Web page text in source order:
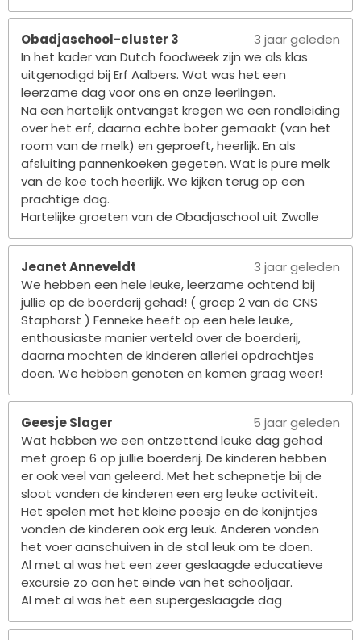
Obadjaschool-cluster 3
3 jaar geleden
In het kader van Dutch foodweek zijn we als klas
uitgenodigd bij Erf Aalbers. Wat was het een
leerzame dag voor ons en onze leerlingen.
Na een hartelijk ontvangst kregen we een rondleiding
over het erf, daarna echte boter gemaakt (van het
room van de melk) en geproeft, heerlijk. En als
afsluiting pannenkoeken gegeten. Wat is pure melk
van de koe toch heerlijk. We kijken terug op een
prachtige dag.
Hartelijke groeten van de Obadjaschool uit Zwolle
Jeanet Anneveldt
3 jaar geleden
We hebben een hele leuke, leerzame ochtend bij
jullie op de boerderij gehad! ( groep 2 van de CNS
Staphorst ) Fenneke heeft op een hele leuke,
enthousiaste manier verteld over de boerderij,
daarna mochten de kinderen allerlei opdrachtjes
doen. We hebben genoten en komen graag weer!
Geesje Slager
5 jaar geleden
Wat hebben we een ontzettend leuke dag gehad
met groep 6 op jullie boerderij. De kinderen hebben
er ook veel van geleerd. Met het schepnetje bij de
sloot vonden de kinderen een erg leuke activiteit.
Het spelen met het kleine poesje en de konijntjes
vonden de kinderen ook erg leuk. Anderen vonden
het voer aanschuiven in de stal leuk om te doen.
Al met al was het een zeer geslaagde educatieve
excursie zo aan het einde van het schooljaar.
Al met al was het een supergeslaagde dag